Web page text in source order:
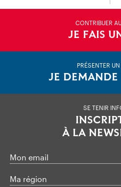
CONTRIBUER
JE FAIS
PRÉSENTER
JE DEMANDE
SE TENIR
À LA
Mon email
Ma région